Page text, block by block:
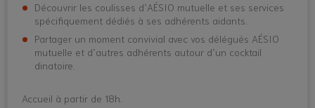
Découvrir les coulisses d’AÉSIO mutuelle et ses services
spécifiquement dédiés à ses adhérents aidants.
Partager un moment convivial avec vos délégués AÉSIO
mutuelle et d’autres adhérents autour d’un cocktail
dinatoire.
Accueil à partir de 18h.